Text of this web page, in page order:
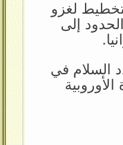
لغزو
إلى
السلام في